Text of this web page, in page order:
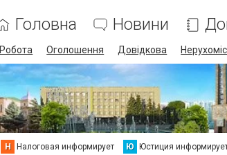
Головна Новини
Робота Оголошення Довідкова
Н Налоговая информирует Ю Юстиция